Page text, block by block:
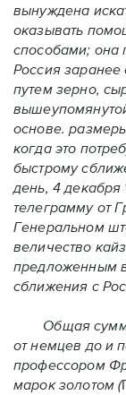
вынуждена
оказывать
способами; она
Россия заранее
путем зерно,
основе.
когда это
быстрому
день, 4 декабря
телеграмму от
Генеральном
величество
предложенным
сближения с
Общая сумма
от немцев до и
профессором
марок золотом (